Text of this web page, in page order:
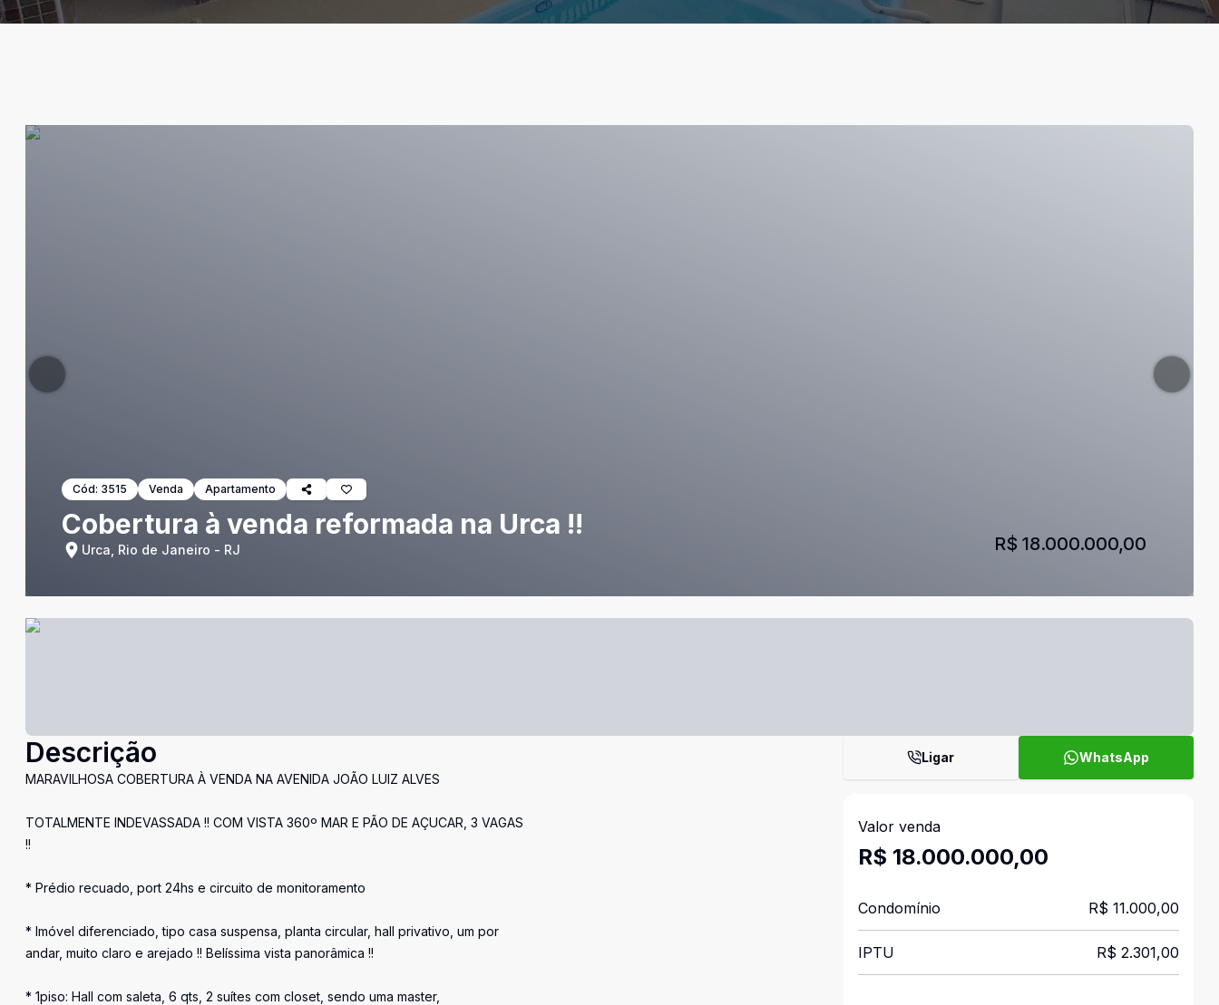
Cód: 3515 Venda Apartamento
Cobertura à venda reformada na Urca !!
Urca, Rio de Janeiro - RJ R$ 18.000.000,00
Descrição
MARAVILHOSA COBERTURA À VENDA NA AVENIDA JOÃO LUIZ ALVES
TOTALMENTE INDEVASSADA !! COM VISTA 360º MAR E PÃO DE AÇUCAR, 3 VAGAS
!!
* Prédio recuado, port 24hs e circuito de monitoramento
* Imóvel diferenciado, tipo casa suspensa, planta circular, hall privativo, um por
andar, muito claro e arejado !! Belíssima vista panorâmica !!
* 1piso: Hall com saleta, 6 qts, 2 suítes com closet, sendo uma master,
Ligar WhatsApp
Valor venda
R$ 18.000.000,00
Condomínio R$ 11.000,00
IPTU R$ 2.301,00